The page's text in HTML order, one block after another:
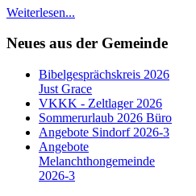
Weiterlesen...
Neues aus der Gemeinde
Bibelgesprächskreis 2026
Just Grace
VKKK - Zeltlager 2026
Sommerurlaub 2026 Büro
Angebote Sindorf 2026-3
Angebote
Melanchthongemeinde
2026-3